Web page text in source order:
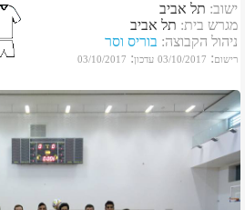
ישוב: תל אביב
מגרש בית: תל אביב
ניהול הקבוצה: בוריס וסר
רישום:
03/10/2017 עדכון:
03/10/2017